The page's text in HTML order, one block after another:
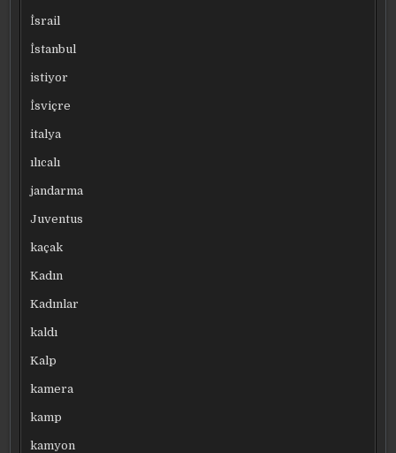
İsrail
İstanbul
istiyor
İsviçre
italya
ılıcalı
jandarma
Juventus
kaçak
Kadın
Kadınlar
kaldı
Kalp
kamera
kamp
kamyon